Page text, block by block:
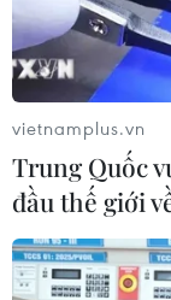
chuẩn kiểm
vietnamplus.vn
Trung Quốc
đầu thế giới